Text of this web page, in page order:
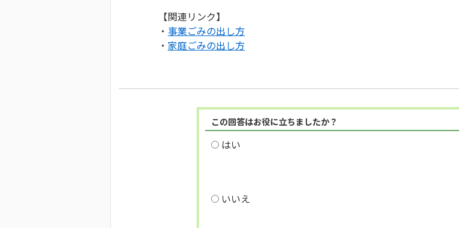
【関連リンク】
・ 事業ごみの出し方
・ 家庭ごみの出し方
この回答はお役に立ちましたか？
はい
いいえ